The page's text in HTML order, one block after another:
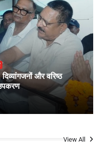
और वरिष्ठ
View All